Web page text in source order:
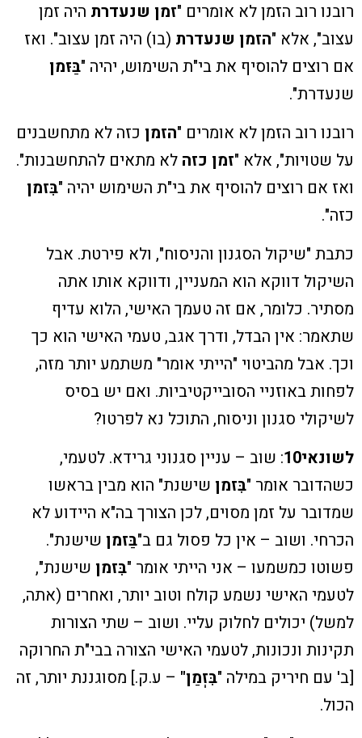
רובנו רוב הזמן לא אומרים "זמן שנעדרת היה זמן
עצוב", אלא "הזמן שנעדרת (בו) היה זמן עצוב". ואז
אם רוצים להוסיף את בי"ת השימוש, יהיה "בַּזּמן
שנעדרת".
רובנו רוב הזמן לא אומרים "הזמן כזה לא מתחשבנים
על שטויות", אלא "זמן כזה לא מתאים להתחשבנות".
ואז אם רוצים להוסיף את בי"ת השימוש יהיה "בִּזמן
כזה".
כתבת "שיקול הסגנון והניסוח", ולא פירטת. אבל
השיקול דווקא הוא המעניין, ודווקא אותו אתה
מסתיר. כלומר, אם זה טעמך האישי, הלוא עדיף
שתאמר: אין הבדל, ודרך אגב, טעמי האישי הוא כך
וכך. אבל מהביטוי "הייתי אומר" משתמע יותר מזה,
לפחות באוזניי הסובייקטיביות. ואם יש בסיס
לשיקולי סגנון וניסוח, התוכל נא לפרטו?
לשונאי10
: שוב – עניין סגנוני גרידא. לטעמי,
כשהדובר אומר "בִּזמן שישנת" הוא מבין בראשו
שמדובר על זמן מסוים, לכן הצורך בה"א היידוע לא
הכרחי. ושוב – אין כל פסול גם ב"בַּזמן שישנת".
פשוטו כמשמעו – אני הייתי אומר "בִּזמן שישנת",
לטעמי האישי נשמע קולח וטוב יותר, ואחרים (אתה,
למשל) יכולים לחלוק עליי. ושוב – שתי הצורות
תקינות ונכונות, לטעמי האישי הצורה בבי"ת החרוקה
[ב' עם חיריק במילה "בִּזְמַן" – ע.ק.] מסוגננת יותר, זה
הכול.